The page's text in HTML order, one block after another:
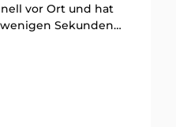
vor Ort und hat
Sekunden
Meine Empfehlung